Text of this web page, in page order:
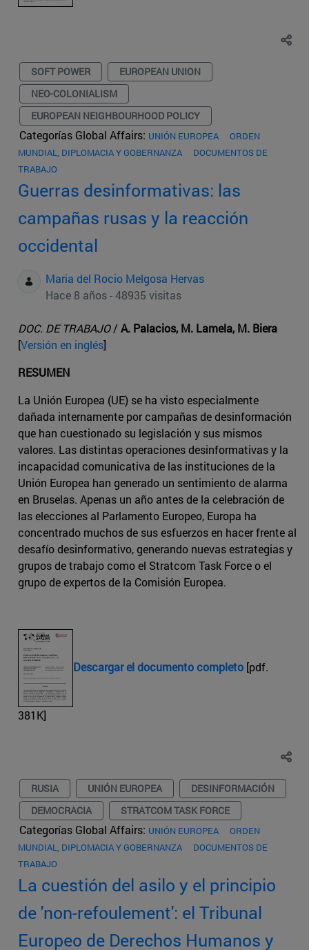
SOFT POWER
EUROPEAN UNION
NEO-COLONIALISM
EUROPEAN NEIGHBOURHOOD POLICY
Categorías Global Affairs: UNIÓN EUROPEA
ORDEN
MUNDIAL, DIPLOMACIA Y GOBERNANZA
DOCUMENTOS DE
TRABAJO
Guerras desinformativas: las
campañas rusas y la reacción
occidental
Maria del Rocio Melgosa Hervas
Hace 8 años - 48935 visitas
DOC. DE TRABAJO/ A. Palacios, M. Lamela, M. Biera
[Versión en inglés]
RESUMEN
La Unión Europea (UE) se ha visto especialmente
dañada internamente por campañas de desinformación
que han cuestionado su legislación y sus mismos
valores. Las distintas operaciones desinformativas y la
incapacidad comunicativa de las instituciones de la
Unión Europea han generado un sentimiento de alarma
en Bruselas. Apenas un año antes de la celebración de
las elecciones al Parlamento Europeo, Europa ha
concentrado muchos de sus esfuerzos en hacer frente al
desafío desinformativo, generando nuevas estrategias y
grupos de trabajo como el Stratcom Task Force o el
grupo de expertos de la Comisión Europea.
Descargar el documento completo [pdf.
381K]
RUSIA UNIÓN EUROPEA
DESINFORMACIÓN
DEMOCRACIA
STRATCOM TASK FORCE
Categorías Global Affairs: UNIÓN EUROPEA
ORDEN
MUNDIAL, DIPLOMACIA Y GOBERNANZA
DOCUMENTOS DE
TRABAJO
La cuestión del asilo y el principio
de 'non-refoulement': el Tribunal
Europeo de Derechos Humanos y